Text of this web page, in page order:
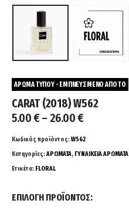
ΑΡΩΜΑ ΤΥΠΟΥ - ΕΜΠΝΕΥΣΜΕΝΟ ΑΠΟ ΤΟ
CARAT (2018) W562
5.00€– 26.00€Price
5.00 €
through
Κωδικός προϊόντος:W562
Κατηγορίες:ΑΡΩΜΑΤΑ, ΓΥΝΑΙΚΕΙΑ ΑΡΩΜΑΤΑ
Ετικέτα: FLORAL
ΕΠΙΛΟΓΉ ΠΡΟΪΌΝΤΟΣ